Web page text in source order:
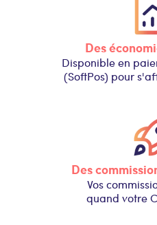
Des
Disponible en
(SoftPos) pour
Des
Vos
quand votre